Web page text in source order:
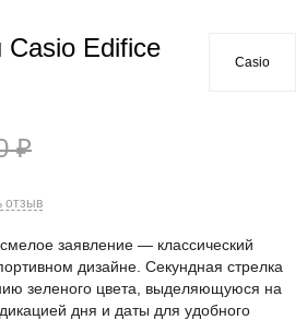
Edifice
₽
Casio
отзыв
заявление — классический
дизайне. Секундная стрелка
зеленого цвета, выделяющуюся на
дня и даты для удобного